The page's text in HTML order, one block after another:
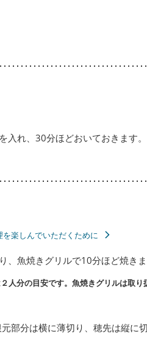
入れ、30分ほどおいておきます。
楽しんでいただくために
、魚焼きグリルで10分ほど焼きま
人分の目安です。魚焼きグリルは取り
部分は横に薄切り、穂先は縦に切